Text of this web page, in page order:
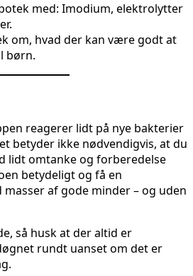
med: Imodium, elektrolytter
om, hvad der kan være godt at
børn.
reagerer lidt på nye bakterier
betyder ikke nødvendigvis, at du
lidt omtanke og forberedelse
betydeligt og få en
af gode minder – og uden
så husk at der altid er
rundt uanset om det er